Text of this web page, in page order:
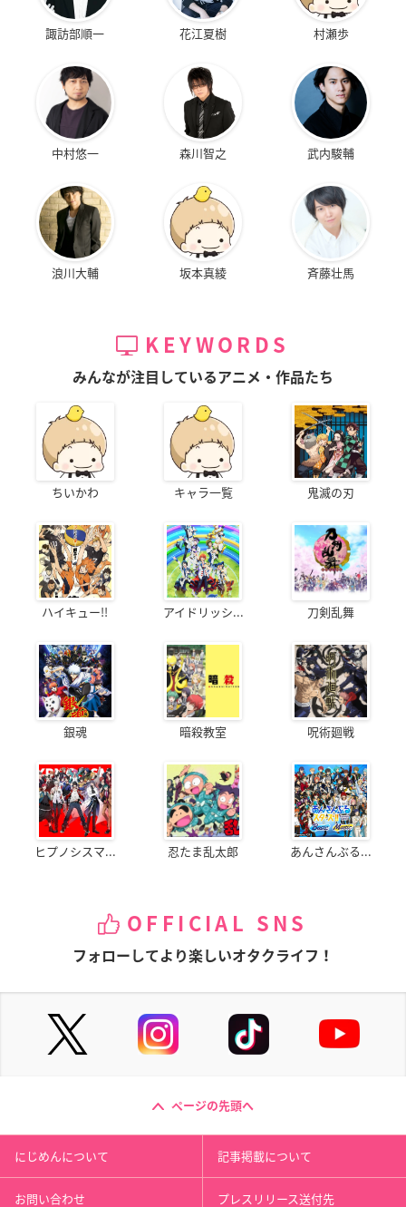
諏訪部順一 花江夏樹 村瀬歩
中村悠一 森川智之 武内駿輔
浪川大輔 坂本真綾 斉藤壮馬
KEYWORDS
みんなが注目しているアニメ・作品たち
ちいかわ キャラ一覧 鬼滅の刃
ハイキュー!! アイドリッシ... 刀剣乱舞
銀魂 暗殺教室 呪術廻戦
ヒプノシスマ... 忍たま乱太郎 あんさんぶる...
OFFICIAL SNS
フォローしてより楽しいオタクライフ！
ページの先頭へ
にじめんについて 記事掲載について
お問い合わせ プレスリリース送付先